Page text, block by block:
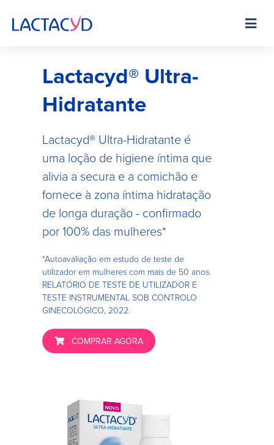
main
Image
Lactacyd® Ultra-
Hidratante
Lactacyd® Ultra-Hidratante é
uma loção de higiene íntima que
alivia a secura e a comichão e
fornece à zona íntima hidratação
de longa duração - confirmado
por 100% das mulheres*
*Autoavaliação em estudo de teste de
utilizador em mulheres com mais de 50 anos.
RELATÓRIO DE TESTE DE UTILIZADOR E
TESTE INSTRUMENTAL SOB CONTROLO
GINECOLÓGICO, 2022.
COMPRAR AGORA